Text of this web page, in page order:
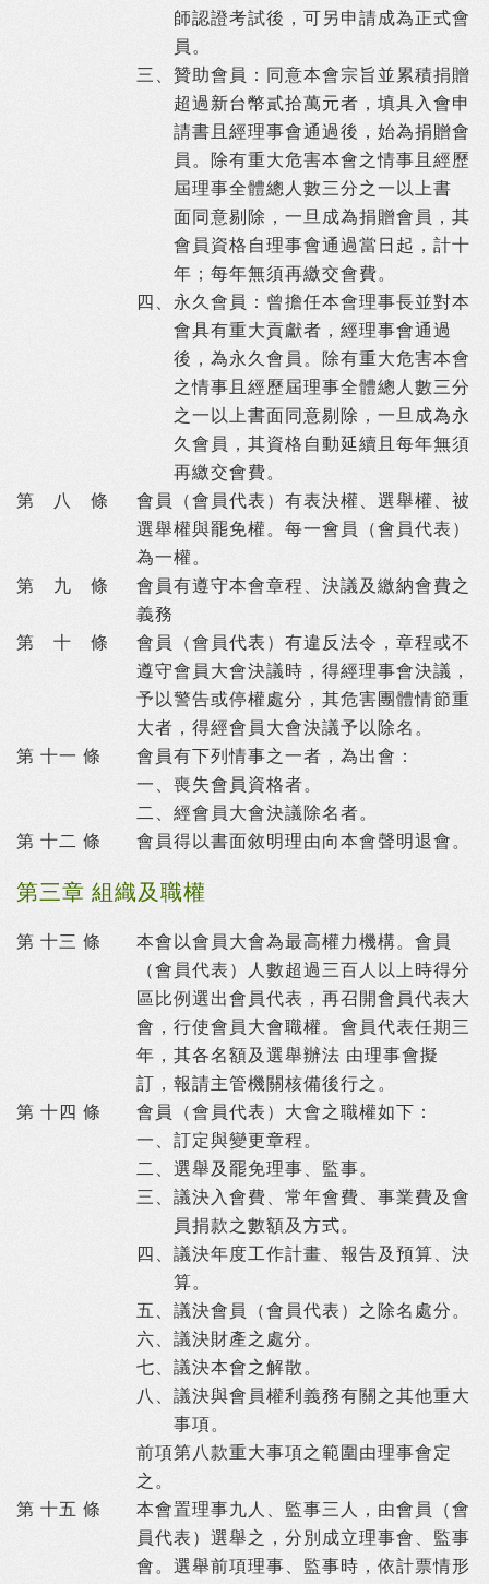
師認證考試後，可另申請成為正式會
員。
三、 贊助會員：同意本會宗旨並累積捐贈
超過新台幣貳拾萬元者，填具入會申
請書且經理事會通過後，始為捐贈會
員。除有重大危害本會之情事且經歷
屆理事全體總人數三分之一以上書
面同意剔除，一旦成為捐贈會員，其
會員資格自理事會通過當日起，計十
年；每年無須再繳交會費。
四、 永久會員：曾擔任本會理事長並對本
會具有重大貢獻者，經理事會通過
後，為永久會員。除有重大危害本會
之情事且經歷屆理事全體總人數三分
之一以上書面同意剔除，一旦成為永
久會員，其資格自動延續且每年無須
再繳交會費。
第 八 條
會員（會員代表）有表決權、選舉權、被
選舉權與罷免權。每一會員（會員代表）
為一權。
第 九 條
會員有遵守本會章程、決議及繳納會費之
義務
第 十 條
會員（會員代表）有違反法令，章程或不
遵守會員大會決議時，得經理事會決議，
予以警告或停權處分，其危害團體情節重
大者，得經會員大會決議予以除名。
第 十一 條
會員有下列情事之一者，為出會：
一、 喪失會員資格者。
二、 經會員大會決議除名者。
第 十二 條
會員得以書面敘明理由向本會聲明退會。
第三章 組織及職權
第 十三 條
本會以會員大會為最高權力機構。會員
（會員代表）人數超過三百人以上時得分
區比例選出會員代表，再召開會員代表大
會，行使會員大會職權。會員代表任期三
年，其各名額及選舉辦法 由理事會擬
訂，報請主管機關核備後行之。
第 十四 條
會員（會員代表）大會之職權如下：
一、 訂定與變更章程。
二、 選舉及罷免理事、監事。
三、 議決入會費、常年會費、事業費及會
員捐款之數額及方式。
四、 議決年度工作計畫、報告及預算、決
算。
五、 議決會員（會員代表）之除名處分。
六、 議決財產之處分。
七、 議決本會之解散。
八、 議決與會員權利義務有關之其他重大
事項。
前項第八款重大事項之範圍由理事會定
之。
第 十五 條
本會置理事九人、監事三人，由會員（會
員代表）選舉之，分別成立理事會、監事
會。選舉前項理事、監事時，依計票情形